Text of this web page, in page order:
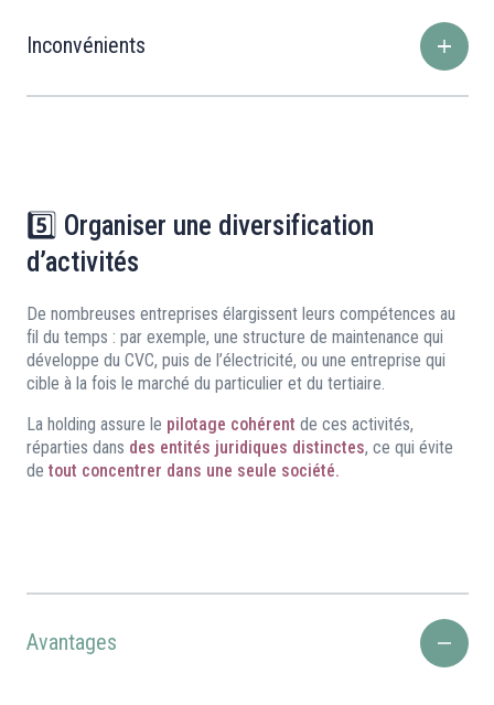
Inconvénients
5️⃣ Organiser une diversification
d’activités
De nombreuses entreprises élargissent leurs compétences au
fil du temps : par exemple, une structure de maintenance qui
développe du CVC, puis de l’électricité, ou une entreprise qui
cible à la fois le marché du particulier et du tertiaire.
La holding assure le pilotage cohérent de ces activités,
réparties dans des entités juridiques distinctes, ce qui évite
de tout concentrer dans une seule société.
Avantages